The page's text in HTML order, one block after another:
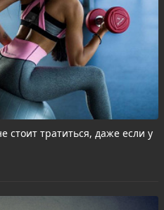
стоит тратиться, даже если у